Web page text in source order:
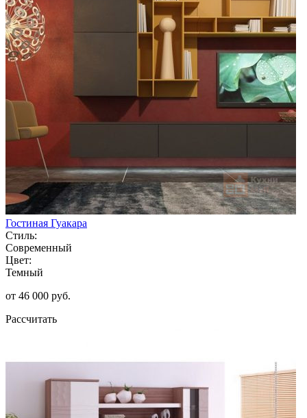
Гостиная Гуакара
Стиль:
Современный
Цвет:
Темный
от 46 000 руб.
Рассчитать